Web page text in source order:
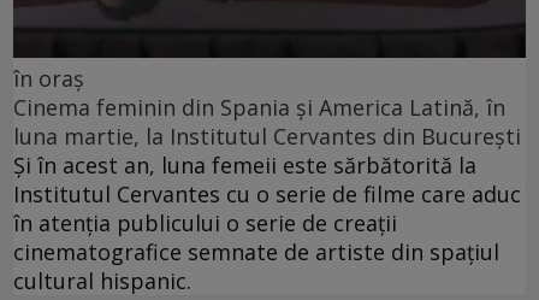
în oraș
Cinema feminin din Spania și America Latină, în
luna martie, la Institutul Cervantes din București
Și în acest an, luna femeii este sărbătorită la
Institutul Cervantes cu o serie de filme care aduc
în atenția publicului o serie de creații
cinematografice semnate de artiste din spațiul
cultural hispanic.